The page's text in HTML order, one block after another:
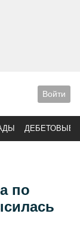
Войти
ДЕБЕТОВЫЕ
по